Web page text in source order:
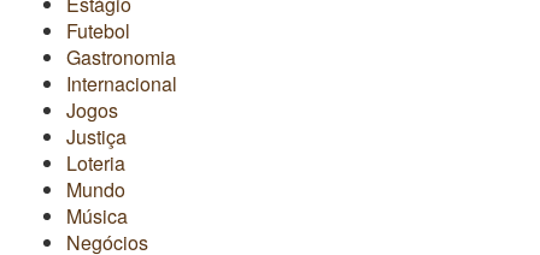
Futebol
Gastronomia
Internacional
Jogos
Justiça
Loteria
Mundo
Música
Negócios